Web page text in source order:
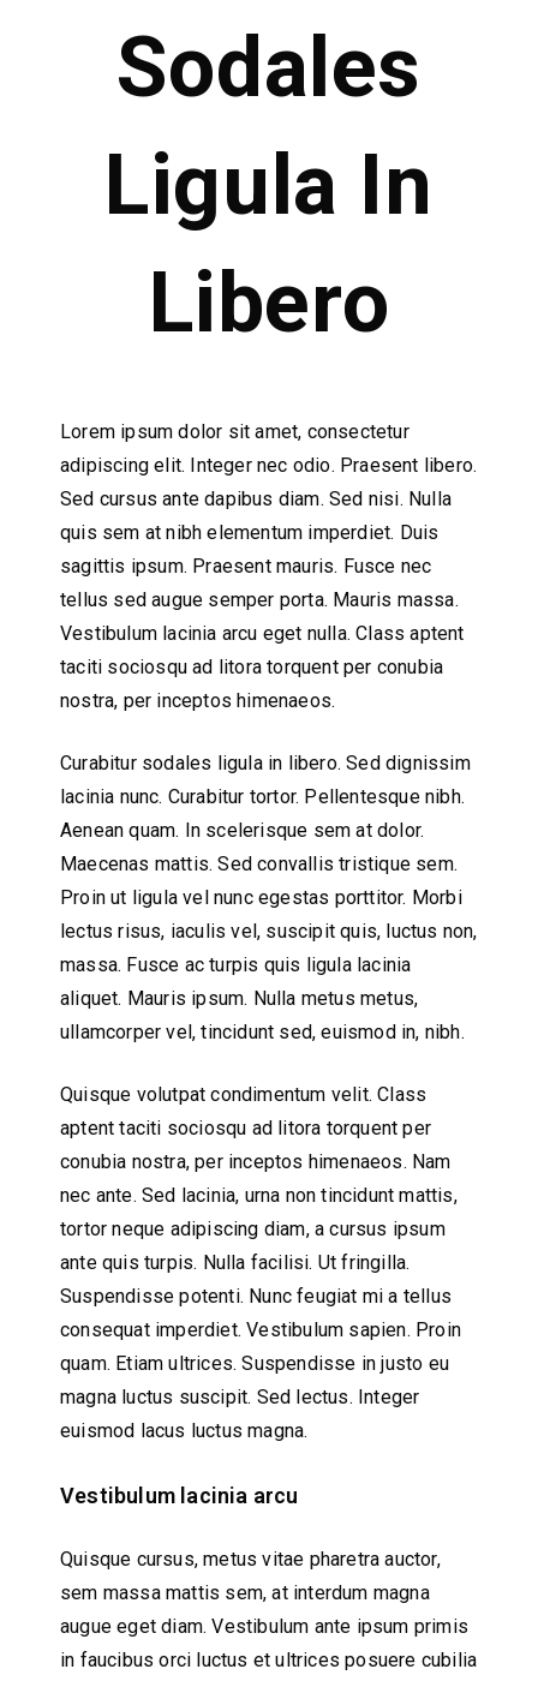
Sodales
Ligula In
Libero
Lorem ipsum dolor sit amet, consectetur
adipiscing elit. Integer nec odio. Praesent libero.
Sed cursus ante dapibus diam. Sed nisi. Nulla
quis sem at nibh elementum imperdiet. Duis
sagittis ipsum. Praesent mauris. Fusce nec
tellus sed augue semper porta. Mauris massa.
Vestibulum lacinia arcu eget nulla. Class aptent
taciti sociosqu ad litora torquent per conubia
nostra, per inceptos himenaeos.
Curabitur sodales ligula in libero. Sed dignissim
lacinia nunc. Curabitur tortor. Pellentesque nibh.
Aenean quam. In scelerisque sem at dolor.
Maecenas mattis. Sed convallis tristique sem.
Proin ut ligula vel nunc egestas porttitor. Morbi
lectus risus, iaculis vel, suscipit quis, luctus non,
massa. Fusce ac turpis quis ligula lacinia
aliquet. Mauris ipsum. Nulla metus metus,
ullamcorper vel, tincidunt sed, euismod in, nibh.
Quisque volutpat condimentum velit. Class
aptent taciti sociosqu ad litora torquent per
conubia nostra, per inceptos himenaeos. Nam
nec ante. Sed lacinia, urna non tincidunt mattis,
tortor neque adipiscing diam, a cursus ipsum
ante quis turpis. Nulla facilisi. Ut fringilla.
Suspendisse potenti. Nunc feugiat mi a tellus
consequat imperdiet. Vestibulum sapien. Proin
quam. Etiam ultrices. Suspendisse in justo eu
magna luctus suscipit. Sed lectus. Integer
euismod lacus luctus magna.
Vestibulum lacinia arcu
Quisque cursus, metus vitae pharetra auctor,
sem massa mattis sem, at interdum magna
augue eget diam. Vestibulum ante ipsum primis
in faucibus orci luctus et ultrices posuere cubilia